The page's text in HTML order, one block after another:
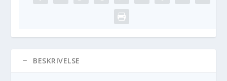
BESKRIVELSE